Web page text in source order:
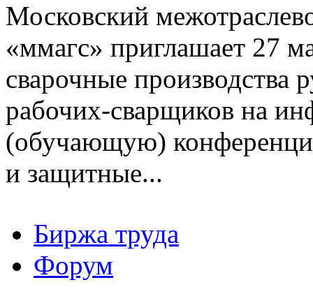
Московский
«ммагс» приглашает 27
сварочные производства
рабочих-сварщиков на
(обучающую)
и защитные...
Биржа труда
Работодателю
Соискателю
Форум